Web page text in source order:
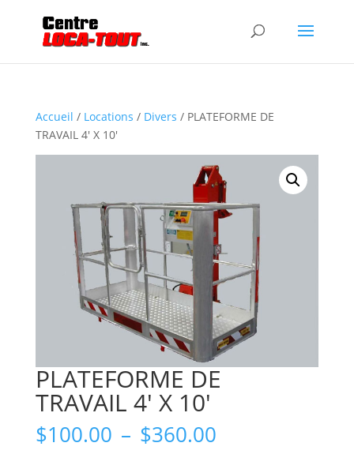
Accueil / Locations / Divers / PLATEFORME DE
TRAVAIL 4′ X 10′
PLATEFORME DE
TRAVAIL 4′ X 10′
$100.00 – $360.00Plage